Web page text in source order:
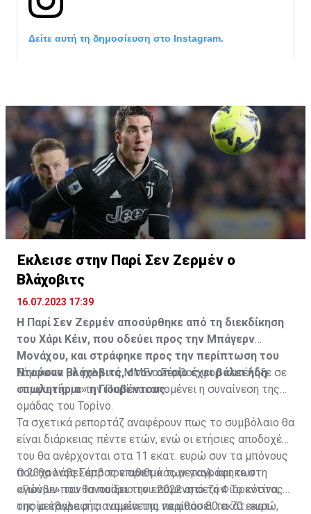
Δείτε αυτή τη δημοσίευση στο Instagram.
Έκλεισε στην Παρί Σεν Ζερμέν ο
Βλάχοβιτς
16.07.2023 17:39
Η Παρί Σεν Ζερμέν αποσύρθηκε από τη διεκδίκηση
του Χάρι Κέιν, που οδεύει προς την Μπάγερν
Μονάχου, και στράφηκε προς την περίπτωση του
Ντούσαν Βλάχοβιτς, στον οποίο έχει βάλει ήδη
«πωλητήριο» η Γιουβέντους.
Σύμφωνα με γαλλικά ΜΜΕ ο Σέρβος φορ κατέληξε σε
συμφωνία με την Παρί και απομένει η συναίνεση της
ομάδας του Τορίνο.
Τα σχετικά ρεπορτάζ αναφέρουν πως το συμβόλαιο θα
είναι διάρκειας πέντε ετών, ενώ οι ετήσιες αποδοχές
του θα ανέρχονται στα 11 εκατ. ευρώ συν τα μπόνους
που θα λάβει από τον αριθμό των γκολ και των
αγώνων που θα παίξει την επόμενη σεζόν. Το κόστος
της μεταγραφής αναμένεται να φθάσει τα 70 εκατ.
Ο 23χρονος Σέρβος επιθετικός μεταγράφηκε στη
«Γιούβε» τον Ιανουάριο του 2022 από τη Φιορεντίνα, η
οποία έβαλε στα ταμεία της περίπου 80 εκατ. ευρώ,